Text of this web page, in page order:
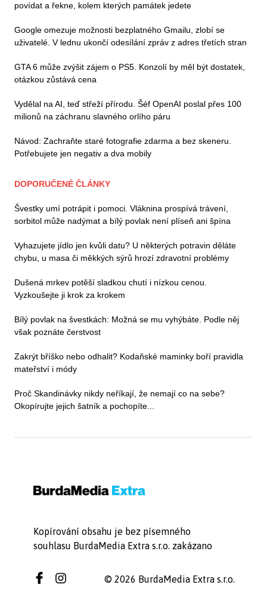
povídat a řekne, kolem kterých památek jedete
Google omezuje možnosti bezplatného Gmailu, zlobí se
uživatelé. V lednu ukončí odesílání zpráv z adres třetích stran
GTA 6 může zvýšit zájem o PS5. Konzolí by měl být dostatek,
otázkou zůstává cena
Vydělal na AI, teď střeží přírodu. Šéf OpenAI poslal přes 100
milionů na záchranu slavného orlího páru
Návod: Zachraňte staré fotografie zdarma a bez skeneru.
Potřebujete jen negativ a dva mobily
DOPORUČENÉ ČLÁNKY
Švestky umí potrápit i pomoci. Vláknina prospívá trávení,
sorbitol může nadýmat a bílý povlak není plíseň ani špína
Vyhazujete jídlo jen kvůli datu? U některých potravin děláte
chybu, u masa či měkkých sýrů hrozí zdravotní problémy
Dušená mrkev potěší sladkou chutí i nízkou cenou.
Vyzkoušejte ji krok za krokem
Bílý povlak na švestkách: Možná se mu vyhýbáte. Podle něj
však poznáte čerstvost
Zakrýt bříško nebo odhalit? Kodaňské maminky boří pravidla
mateřství i módy
Proč Skandinávky nikdy neříkají, že nemají co na sebe?
Okopírujte jejich šatník a pochopíte...
Kopírování obsahu je bez písemného
souhlasu BurdaMedia Extra s.r.o. zakázano
© 2026 BurdaMedia Extra s.r.o.